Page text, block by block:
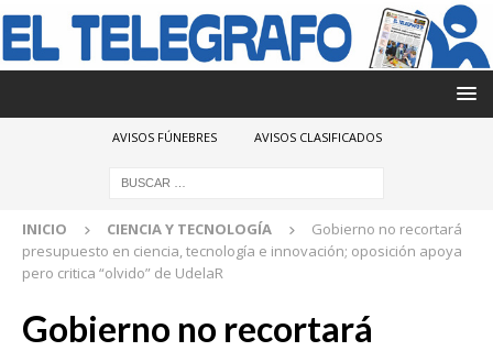
AVISOS FÚNEBRES AVISOS CLASIFICADOS
INICIO CIENCIA Y TECNOLOGÍA
Gobierno no recortará
presupuesto en ciencia, tecnología e innovación; oposición apoya
pero critica “olvido” de UdelaR
Gobierno no recortará